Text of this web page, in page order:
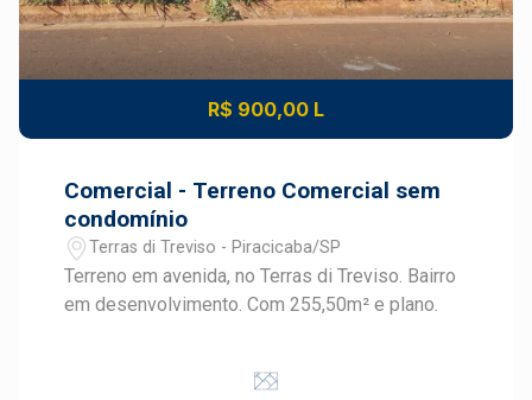
R$ 900,00 L
Comercial - Terreno Comercial sem
condomínio
Terras di Treviso - Piracicaba/SP
Terreno em avenida, no Terras di Treviso. Bairro
em desenvolvimento. Com 255,50m² e plano.